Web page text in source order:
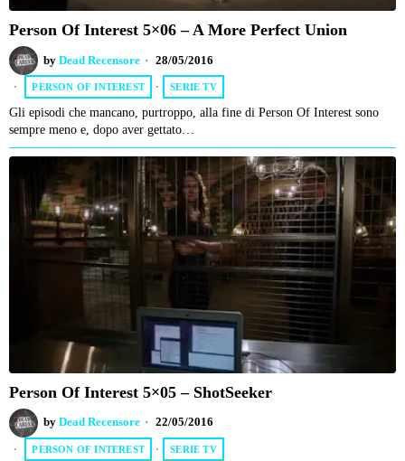
Person Of Interest 5×06 – A More Perfect Union
by Dead Recensore 28/05/2016
PERSON OF INTEREST · SERIE TV
Gli episodi che mancano, purtroppo, alla fine di Person Of Interest sono
sempre meno e, dopo aver gettato…
Person Of Interest 5×05 – ShotSeeker
by Dead Recensore 22/05/2016
PERSON OF INTEREST · SERIE TV